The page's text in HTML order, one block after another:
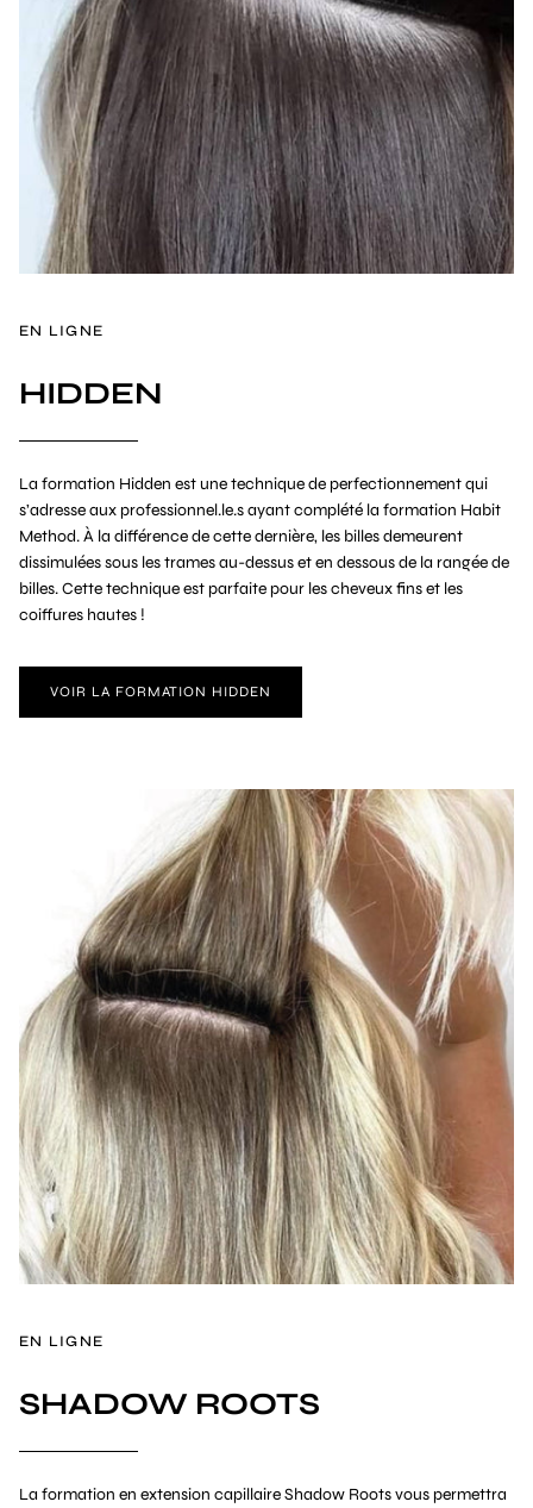
EN LIGNE
HIDDEN
La formation Hidden est une technique de perfectionnement qui
s’adresse aux professionnel.le.s ayant complété la formation Habit
Method. À la différence de cette dernière, les billes demeurent
dissimulées sous les trames au-dessus et en dessous de la rangée de
billes. Cette technique est parfaite pour les cheveux fins et les
coiffures hautes !
VOIR LA FORMATION HIDDEN
EN LIGNE
SHADOW ROOTS
La formation en extension capillaire Shadow Roots vous permettra